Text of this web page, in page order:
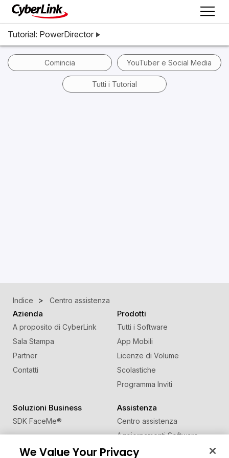
Tutorial: PowerDirector
Comincia YouTuber e Social Media
Tutti i Tutorial
Indice Centro assistenza
Azienda
A proposito di CyberLink
Sala Stampa
Partner
Contatti
Prodotti
Tutti i Software
App Mobili
Licenze di Volume
Scolastiche
Programma Inviti
Soluzioni Business
SDK FaceMe®
Assistenza
Centro assistenza
Aggiornamenti Software
Centro Apprendimento
We Value Your Privacy